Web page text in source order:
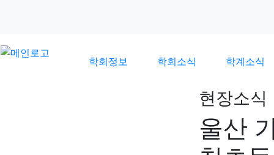
학회정보 학회소식 학계소식
현장소식
울산